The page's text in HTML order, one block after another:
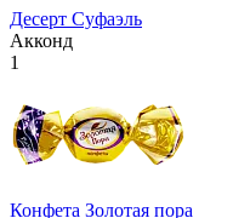
Десерт Суфаэль
Акконд
1
Конфета Золотая пора